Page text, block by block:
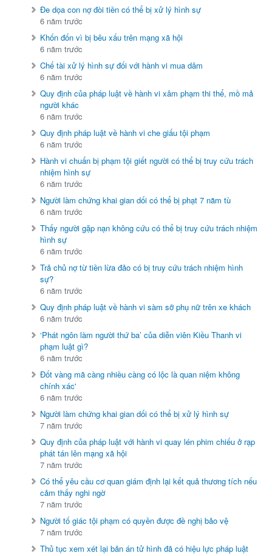
Đe dọa con nợ đòi tiền có thể bị xử lý hình sự
6 năm trước
Khốn đốn vì bị bêu xấu trên mạng xã hội
6 năm trước
Chế tài xử lý hình sự đối với hành vi mua dâm
6 năm trước
Quy định của pháp luật về hành vi xâm phạm thi thể, mồ mả
người khác
6 năm trước
Quy định pháp luật về hành vi che giấu tội phạm
6 năm trước
Hành vi chuẩn bị phạm tội giết người có thể bị truy cứu trách
nhiệm hình sự
6 năm trước
Người làm chứng khai gian dối có thể bị phạt 7 năm tù
6 năm trước
Thấy người gặp nạn không cứu có thể bị truy cứu trách nhiệm
hình sự
6 năm trước
Trả chủ nợ từ tiền lừa đảo có bị truy cứu trách nhiệm hình
sự?
6 năm trước
Quy định pháp luật về hành vi sàm sỡ phụ nữ trên xe khách
6 năm trước
‘Phát ngôn làm người thứ ba’ của diễn viên Kiều Thanh vi
phạm luật gì?
6 năm trước
Đốt vàng mã càng nhiều càng có lộc là quan niệm không
chính xác'
6 năm trước
Người làm chứng khai gian dối có thể bị xử lý hình sự
7 năm trước
Quy định của pháp luật với hành vi quay lén phim chiếu ở rạp
phát tán lên mạng xã hội
7 năm trước
Có thể yêu cầu cơ quan giám định lại kết quả thương tích nếu
cảm thấy nghi ngờ
7 năm trước
Người tố giác tội phạm có quyền được đề nghị bảo vệ
7 năm trước
Thủ tục xem xét lại bản án tử hình đã có hiệu lực pháp luật